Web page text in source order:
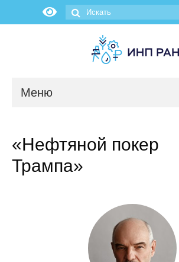
Меню
Научные подразделения
Администрация
«Нефтяной покер
Трампа»